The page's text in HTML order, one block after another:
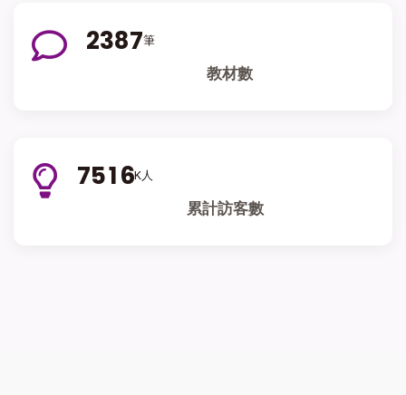
2387筆
教材數
7516K人
累計訪客數